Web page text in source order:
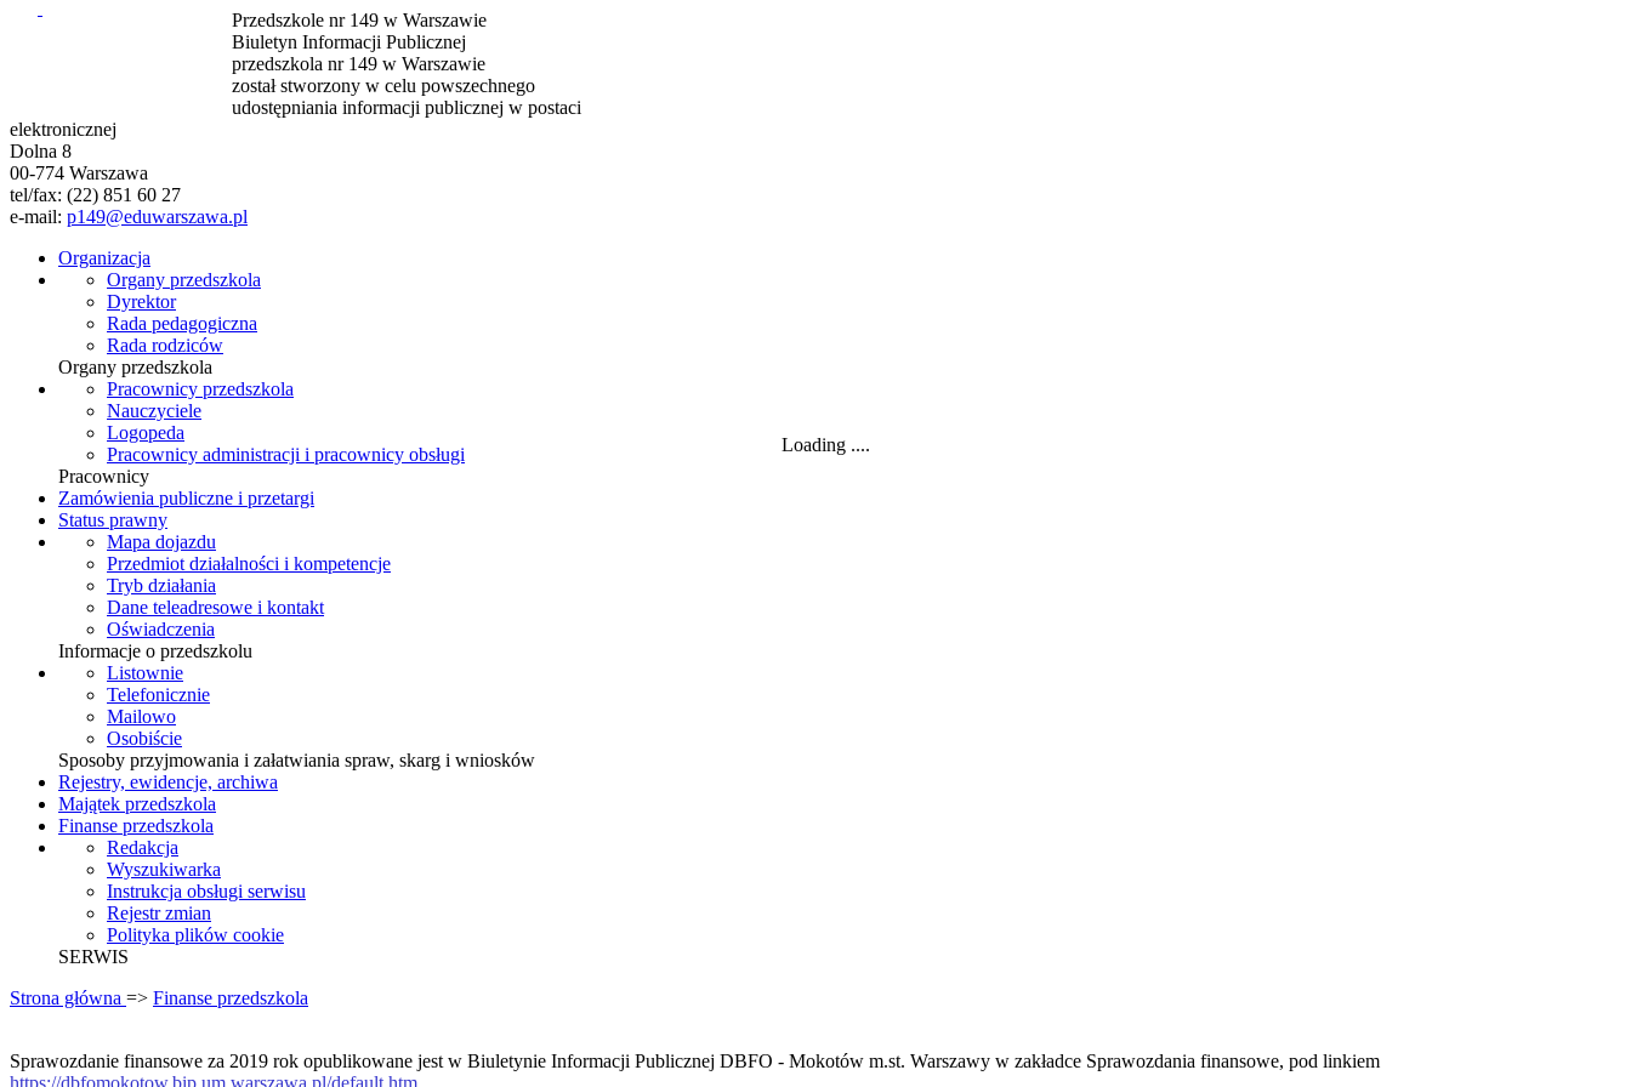
Loading ....
Przedszkole nr 149 w Warszawie
Biuletyn Informacji Publicznej
przedszkola nr 149 w Warszawie
został stworzony w celu powszechnego
udostępniania informacji publicznej w postaci
elektronicznej
Dolna 8
00-774 Warszawa
tel/fax: (22) 851 60 27
e-mail: p149@eduwarszawa.pl
Organizacja
Organy przedszkola
Dyrektor
Rada pedagogiczna
Rada rodziców
Organy przedszkola
Pracownicy przedszkola
Nauczyciele
Logopeda
Pracownicy administracji i pracownicy obsługi
Pracownicy
Zamówienia publiczne i przetargi
Status prawny
Mapa dojazdu
Przedmiot działalności i kompetencje
Tryb działania
Dane teleadresowe i kontakt
Oświadczenia
Informacje o przedszkolu
Listownie
Telefonicznie
Mailowo
Osobiście
Sposoby przyjmowania i załatwiania spraw, skarg i wniosków
Rejestry, ewidencje, archiwa
Majątek przedszkola
Finanse przedszkola
Redakcja
Wyszukiwarka
Instrukcja obsługi serwisu
Rejestr zmian
Polityka plików cookie
SERWIS
Strona główna => Finanse przedszkola
Sprawozdanie finansowe za 2019 rok opublikowane jest w Biuletynie Informacji Publicznej DBFO - Mokotów m.st. Warszawy w zakładce Sprawozdania finansowe, pod linkiem
https://dbfomokotow.bip.um.warszawa.pl/default.htm